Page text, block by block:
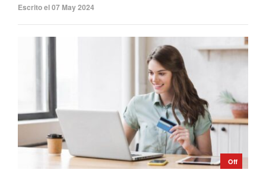
Escrito el 07 May 2024
Off